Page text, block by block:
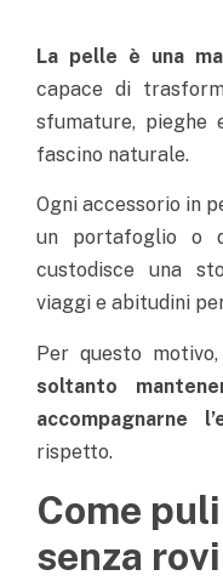
La pelle è una
capace di
sfumature, pieghe
fascino naturale.
Ogni accessorio in
un portafoglio o
custodisce una
viaggi e abitudini
Per questo motivo,
soltanto
accompagnarne
rispetto.
Come
senza